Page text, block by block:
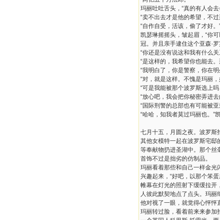
玛丽吐吐舌头，“真的有人会
“卖不出去才是他的希望，不
“自作自受，活该，偷了才好
凯瑟琳摇摇头，皱起眉，“你
冠。并且亲手逮住这个亚森·罗
“你还是没有说这和我有什么
“是这样的，我希望你也能去
“我明白了，你是警察，你在
“对，就是这样。不愧是玛丽，
“可是我能被那个波罗斯选上吗
“放心吧，我会把你秘密弄进
“国际刑警的总部也有可能被
“哈哈，知我者莫过玛丽也。”
七月十五，月圆之夜。波罗斯
其他女模特一起在波罗斯宅邸
等奉献物扔进圣湖中。那个丝
首饰不过是拙劣的仿制品。
玛丽看着那些和自己一样金光
兴趣起来，“好吧，以那个笨
帷幕在灯光的照射下缓缓拉开
人彼此默契地点了点头。玛
他对视了一眼，就觉得心怦怦
玛丽转过脸，看着前来来参